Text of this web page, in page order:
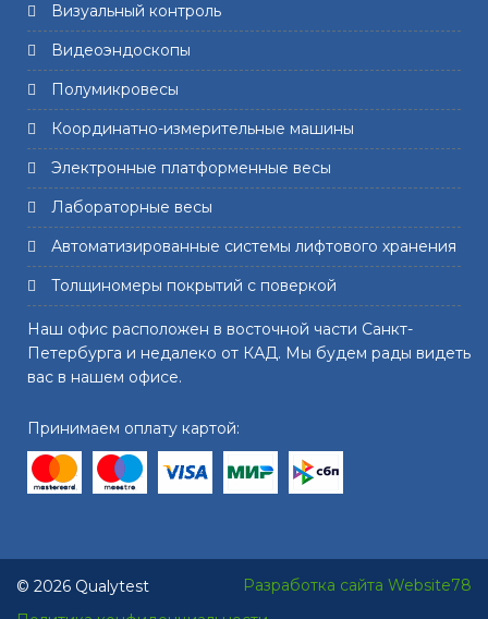
Визуальный контроль
Видеоэндоскопы
Полумикровесы
Координатно-измерительные машины
Электронные платформенные весы
Лабораторные весы
Автоматизированные системы лифтового хранения
Толщиномеры покрытий с поверкой
Наш офис расположен в восточной части Санкт-
Петербурга и недалеко от КАД. Мы будем рады видеть
вас в нашем офисе.
Принимаем оплату картой:
Разработка сайта Website78
© 2026 Qualytest